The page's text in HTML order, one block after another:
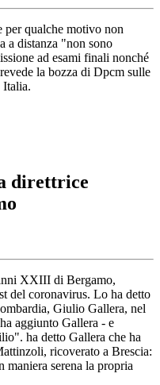
per qualche motivo non
a distanza "non sono
ad esami finali nonché
la bozza di Dpcm sulle
Italia.
direttrice
XXIII di Bergamo,
del coronavirus. Lo ha detto
Giulio Gallera, nel
aggiunto Gallera - e
ha detto Gallera che ha
ricoverato a Brescia:
maniera serena la propria